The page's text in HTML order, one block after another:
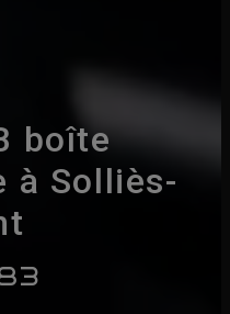
boîte
à Solliès-